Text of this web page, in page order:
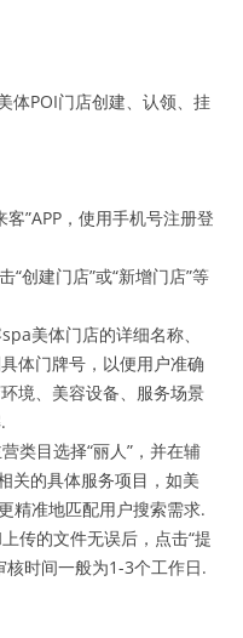
体POI门店创建、认领、挂
”APP，使用手机号注册登
创建门店”或“新增门店”等
美体门店的详细名称、
体门牌号，以便用户准确
境、美容设备、服务场景
类目选择“丽人”，并在辅
关的具体服务项目，如美
精准地匹配用户搜索需求.
传的文件无误后，点击“提
核时间一般为1-3个工作日.